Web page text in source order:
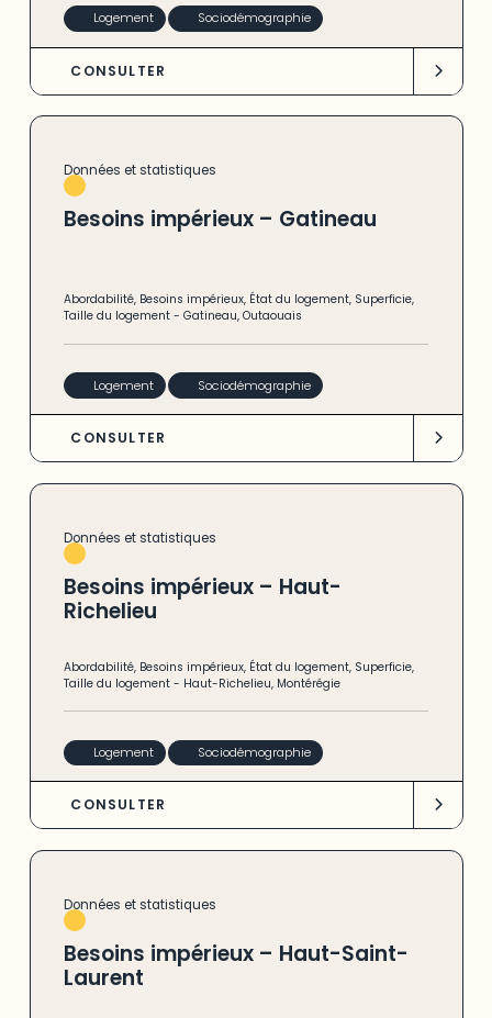
Logement Sociodémographie
CONSULTER
Données et statistiques
Besoins impérieux – Gatineau
Abordabilité, Besoins impérieux, État du logement, Superficie,
Taille du logement -Gatineau,Outaouais
Logement Sociodémographie
CONSULTER
Données et statistiques
Besoins impérieux – Haut-
Richelieu
Abordabilité, Besoins impérieux, État du logement, Superficie,
Taille du logement - Haut-Richelieu, Montérégie
Logement Sociodémographie
CONSULTER
Données et statistiques
Besoins impérieux – Haut-Saint-
Laurent